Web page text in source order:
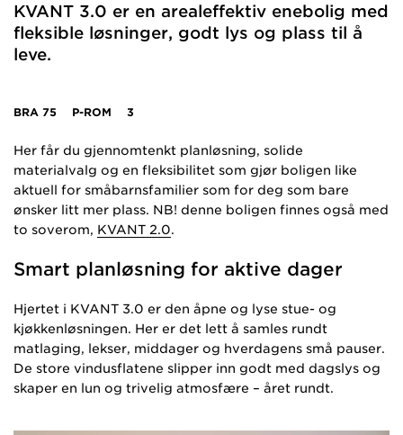
KVANT 3.0 er en arealeffektiv enebolig med
fleksible løsninger, godt lys og plass til å
leve.
BRA 75 P-ROM 3
Her får du gjennomtenkt planløsning, solide
materialvalg og en fleksibilitet som gjør boligen like
aktuell for småbarnsfamilier som for deg som bare
ønsker litt mer plass. NB! denne boligen finnes også med
to soverom, KVANT 2.0.
Smart planløsning for aktive dager
Hjertet i KVANT 3.0 er den åpne og lyse stue- og
kjøkkenløsningen. Her er det lett å samles rundt
matlaging, lekser, middager og hverdagens små pauser.
De store vindusflatene slipper inn godt med dagslys og
skaper en lun og trivelig atmosfære – året rundt.